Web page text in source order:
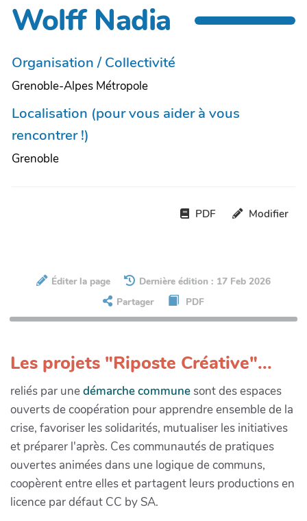
Wolff Nadia
Organisation / Collectivité
Grenoble-Alpes Métropole
Localisation (pour vous aider à vous
rencontrer !)
Grenoble
PDF Modifier
Éditer la page
Dernière édition : 17 Feb 2026
Partager
PDF